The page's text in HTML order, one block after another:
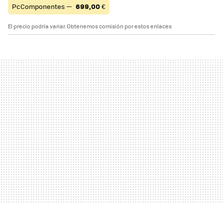
PcComponentes — 699,00€
El precio podría variar. Obtenemos comisión por estos enlaces